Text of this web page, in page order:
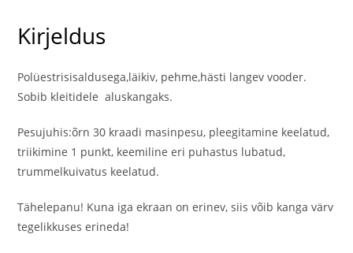
Kirjeldus
Polüestrisisaldusega,läikiv, pehme,hästi langev vooder.
Sobib kleitidele aluskangaks.
Pesujuhis:õrn 30 kraadi masinpesu, pleegitamine keelatud,
triikimine 1 punkt, keemiline eri puhastus lubatud,
trummelkuivatus keelatud.
Tähelepanu! Kuna iga ekraan on erinev, siis võib kanga värv
tegelikkuses erineda!